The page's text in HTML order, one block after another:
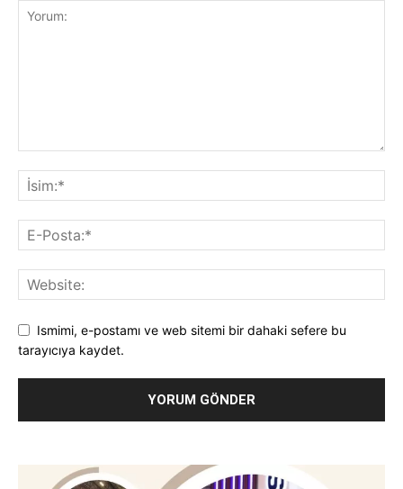
Ismimi, e-postamı ve web sitemi bir dahaki sefere bu
tarayıcıya kaydet.